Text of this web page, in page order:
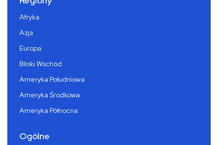
Afryka
Azja
Europa
Bliski Wschód
Ameryka Południowa
Ameryka Środkowa
Ameryka Północna
Ogólne